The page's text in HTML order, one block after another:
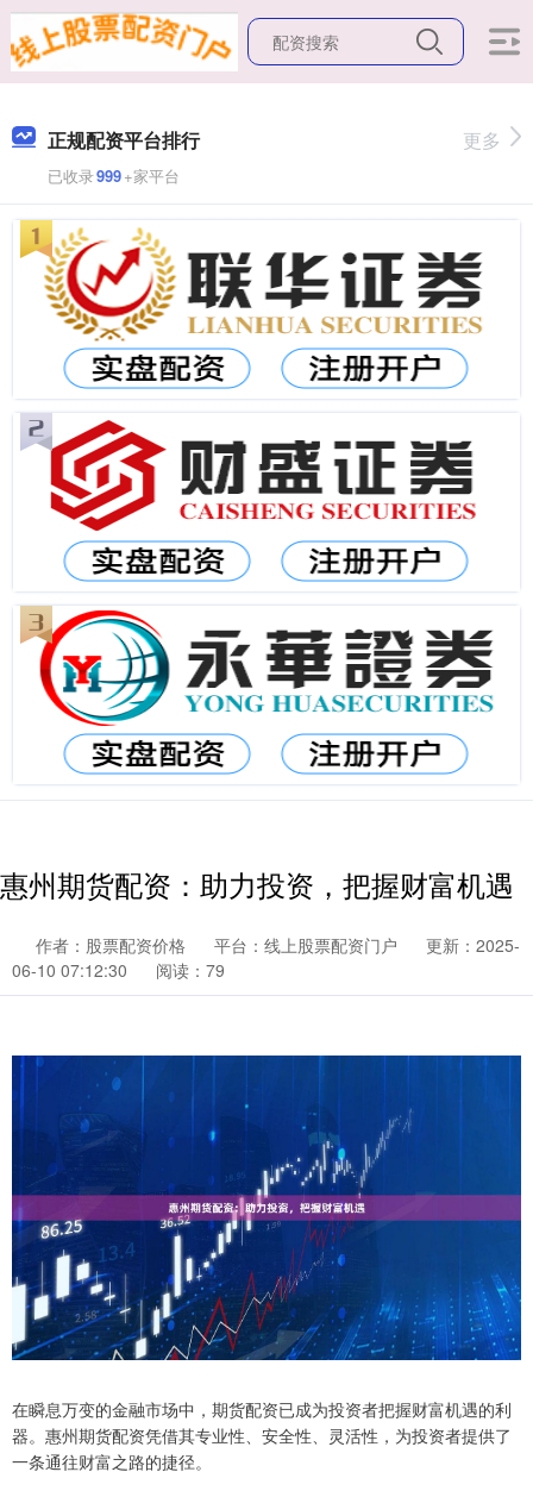
正规配资平台排行
已收录999+家平台
更多
惠州期货配资：助力投资，把握财富机遇
作者：股票配资价格 平台：线上股票配资门户
更新：2025-
06-10 07:12:30
阅读：79
在瞬息万变的金融市场中，期货配资已成为投资者把握财富机遇的利
器。惠州期货配资凭借其专业性、安全性、灵活性，为投资者提供了
一条通往财富之路的捷径。